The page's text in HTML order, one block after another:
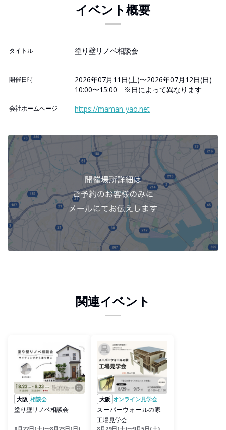
イベント概要
タイトル 塗り壁リノベ相談会
開催日時
2026年07月11日(土)〜2026年07月12日(日)
10:00〜15:00 ※日によって異なります
会社ホームページ https://maman-yao.net
関連イベント
大阪 相談会
塗り壁リノベ相談会
大阪 オンライン見学会
スーパーウォールの家
工場見学会